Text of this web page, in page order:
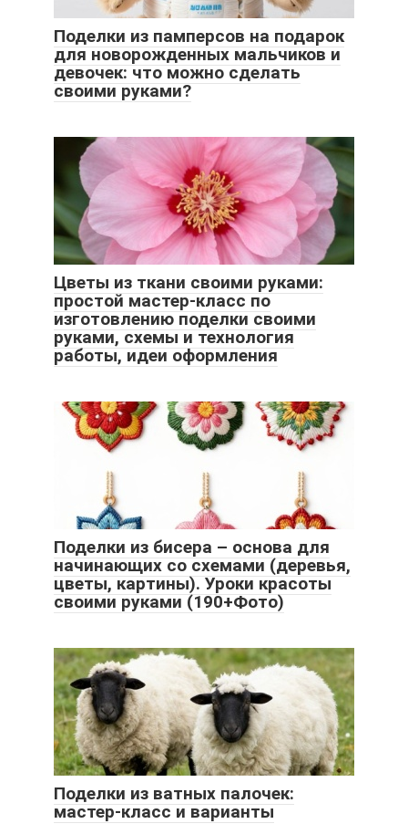
Поделки из памперсов на подарок
для новорожденных мальчиков и
девочек: что можно сделать
своими руками?
Цветы из ткани своими руками:
простой мастер-класс по
изготовлению поделки своими
руками, схемы и технология
работы, идеи оформления
Поделки из бисера – основа для
начинающих со схемами (деревья,
цветы, картины). Уроки красоты
своими руками (190+Фото)
Поделки из ватных палочек:
мастер-класс и варианты